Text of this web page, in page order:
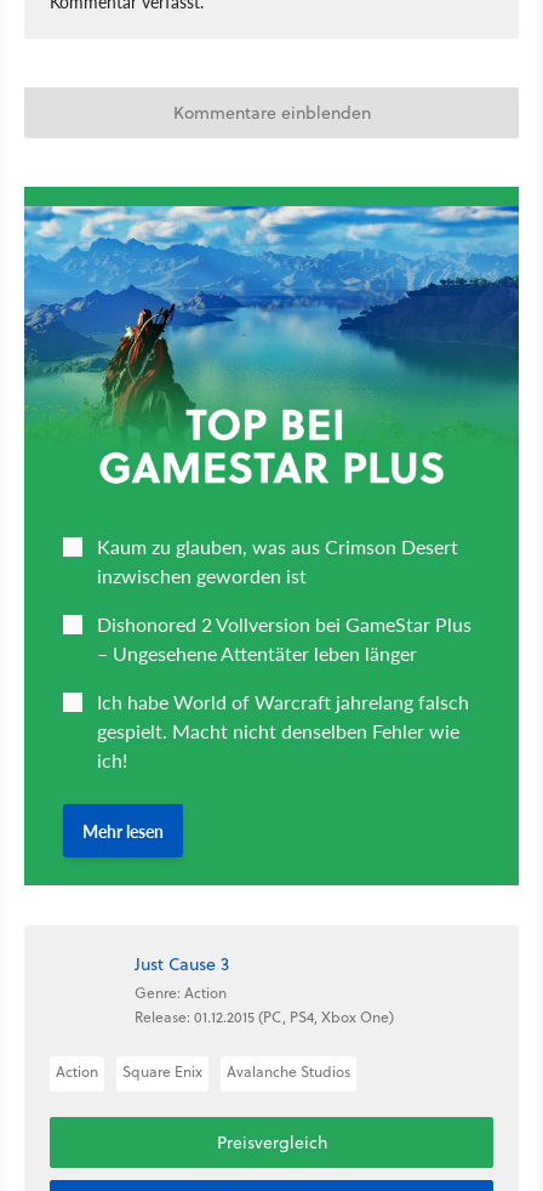
Kommentare einblenden
Just Cause 3
Genre: Action
Release: 01.12.2015 (PC, PS4, Xbox One)
Action Square Enix Avalanche Studios
Preisvergleich